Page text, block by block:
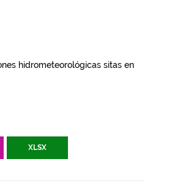
hidrometeorológicas sitas en
XLSX